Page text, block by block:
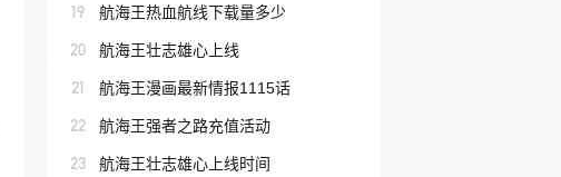
19 航海王热血航线下载量多少
20 航海王壮志雄心上线
21 航海王漫画最新情报1115话
22 航海王强者之路充值活动
23 航海王壮志雄心上线时间